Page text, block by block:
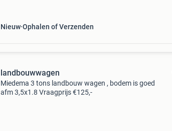
Nieuw Ophalen of Verzenden
landbouwwagen
Miedema 3 tons landbouw wagen , bodem is goed
afm 3,5x1.8 Vraagprijs €125,-